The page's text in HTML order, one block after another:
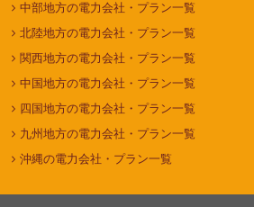
中部地方の電力会社・プラン一覧
北陸地方の電力会社・プラン一覧
関西地方の電力会社・プラン一覧
中国地方の電力会社・プラン一覧
四国地方の電力会社・プラン一覧
九州地方の電力会社・プラン一覧
沖縄の電力会社・プラン一覧